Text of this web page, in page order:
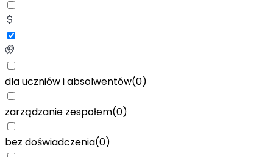
dla uczniów i absolwentów(0)
zarządzanie zespołem(0)
bez doświadczenia(0)